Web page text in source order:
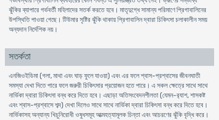
ঝুঁকির ব্যাপারে গর্ভবর্তী মহিলাদের সতর্ক করতে হবে। মাতৃদুগ্ধে সামান্য পরিমাণে প্রিগাবালিনের
উপস্থিতি পাওয়া গেছে। টিউমার সৃষ্টির ঝুঁকি থাকায় প্রিগাবালিন দ্বারা চিকিৎসা চলাকালীন সময়
অন্যদান নির্দেশিক নয়।
সতর্কতা
এনজিওইডিমা (গলা, মাথা এবং ঘাড় ফুলে যাওয়া) এবং এর ফলে শ্বাস-প্রশ্বাসের জীবনঘাতী
সমস্যা দেখা দিতে পারে ফলে জরুরী চিকিৎসার প্রয়োজন হতে পারে। এ সকল ক্ষেত্রে সাথে সাথে
নার্ভিকা দ্বারা চিকিৎসা বন্ধ করে দিতে হবে। এছাড়া অতিসংবেদনশীলতা (যেমন-র‍্যাশ, শাসকষ্ট
এবং শ্বাস-প্রশ্বাসে শব্দ) দেখা দিলেও সাথে সাথে নার্ভিকা দ্বারা চিকিৎসা বন্ধ করে দিতে হবে।
নার্ভিকাসহ অন্যান্য খিচুনিরোধী ওষুধসমূহ আত্মহত্যামূলক চিন্তা এবং আচরণের ঝুঁকি বৃদ্ধি করে।